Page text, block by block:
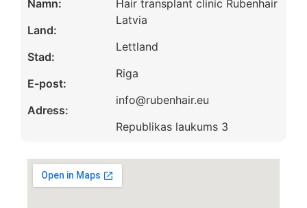
Namn:
Land:
Stad:
E-post:
Adress:
Hair transplant clinic Rubenhair
Latvia
Lettland
Riga
info@rubenhair.eu
Republikas laukums 3